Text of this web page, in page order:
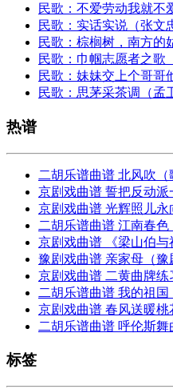
民歌：不爱劳动我就不
民歌：实话实说（张文
民歌：棕榈树，南方的
民歌：巾帼志愿者之歌
民歌：妹妹交上个哥哥
民歌：思茅采茶调（孟
热谱
二胡乐谱曲谱 北风吹（
京剧戏曲谱 誓把反动
京剧戏曲谱 光辉照儿
二胡乐谱曲谱 江南春色
京剧戏曲谱 《梁山伯
豫剧戏曲谱 亲家母（
京剧戏曲谱 二黄曲牌练
二胡乐谱曲谱 我的祖
京剧戏曲谱 春风送暖桃
二胡乐谱曲谱 呼伦斯舞
标签